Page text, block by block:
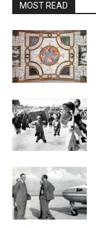
MOST READ